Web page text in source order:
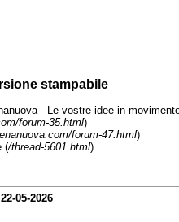
stampabile
- Le vostre idee in
forum-35.html)
forum-47.html)
(/thread-5601.html)
22-05-2026